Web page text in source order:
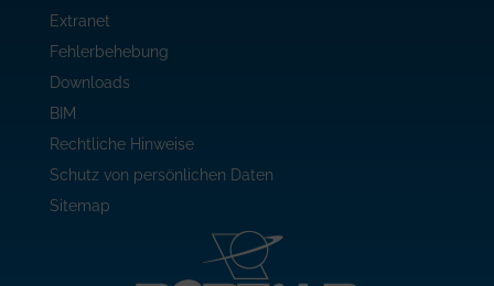
Extranet
Fehlerbehebung
Downloads
BIM
Rechtliche Hinweise
Schutz von persönlichen Daten
Sitemap